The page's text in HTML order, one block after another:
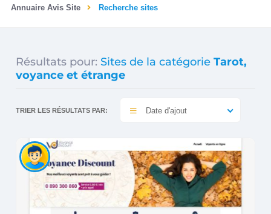
Annuaire Avis Site Recherche sites
Résultats pour: Sites de la catégorie Tarot,
voyance et étrange
TRIER LES RÉSULTATS PAR: Date d'ajout